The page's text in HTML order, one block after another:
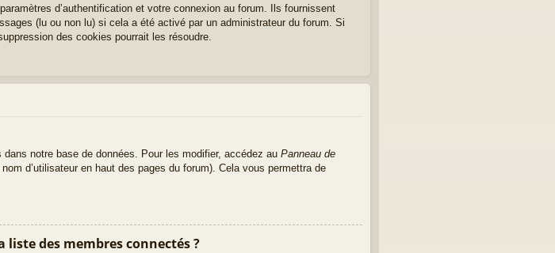
d’authentification et votre connexion au forum. Ils fournissent
(lu ou non lu) si cela a été activé par un administrateur du forum. Si
des cookies pourrait les résoudre.
notre base de données. Pour les modifier, accédez au Panneau de
d’utilisateur en haut des pages du forum). Cela vous permettra de
des membres connectés ?